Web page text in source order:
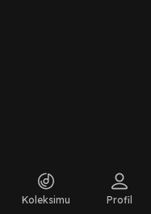
Koleksimu Profil